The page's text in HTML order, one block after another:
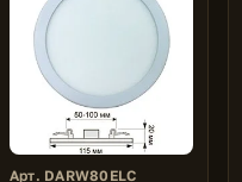
Арт. DARW80ELC